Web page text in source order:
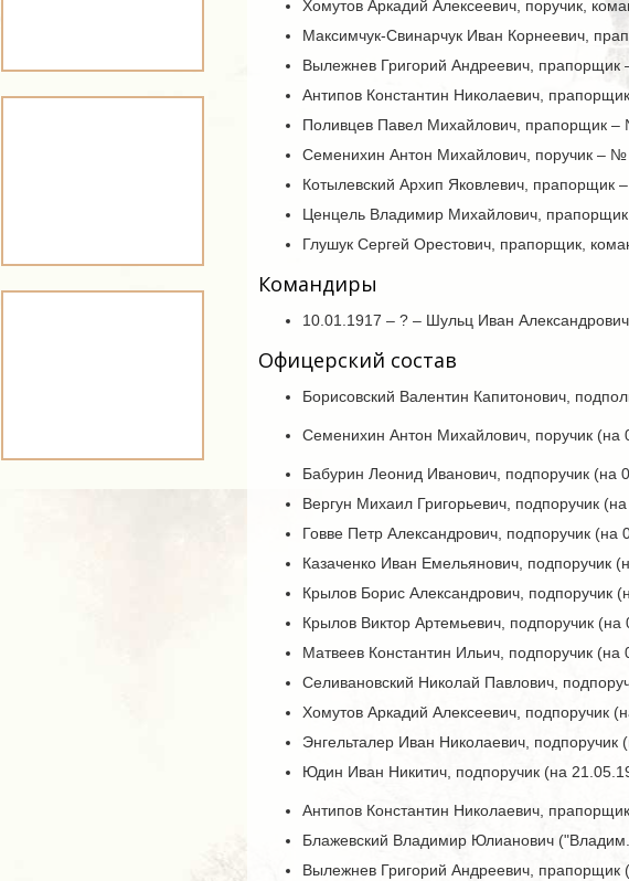
Хомутов Аркадий Алексеевич, поручик,
Максимчук-Свинарчук Иван Корнеевич,
Вылежнев Григорий Андреевич, прапорщик
Антипов Константин Николаевич,
Поливцев Павел Михайлович, прапорщик –
Семенихин Антон Михайлович, поручик – №
Котылевский Архип Яковлевич, прапорщик
Ценцель Владимир Михайлович,
Глушук Сергей Орестович, прапорщик,
Командиры
10.01.1917 – ? – Шульц Иван
Офицерский состав
Борисовский Валентин Капитонович,
Семенихин Антон Михайлович, поручик (на
Бабурин Леонид Иванович, подпоручик (на
Вергун Михаил Григорьевич, подпоручик
Говве Петр Александрович, подпоручик (на
Казаченко Иван Емельянович, подпоручик
Крылов Борис Александрович, подпоручик
Крылов Виктор Артемьевич, подпоручик (на
Матвеев Константин Ильич, подпоручик
Селивановский Николай Павлович,
Хомутов Аркадий Алексеевич, подпоручик
Энгельталер Иван Николаевич, подпоручик
Юдин Иван Никитич, подпоручик (на
Антипов Константин Николаевич,
Блажевский Владимир Юлианович
Вылежнев Григорий Андреевич, прапорщик